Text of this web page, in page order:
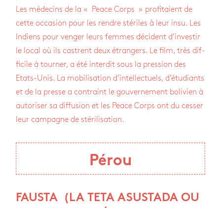
Les méde­cins de la « Peace Corps » pro­fi­taient de
cette occa­sion pour les rendre sté­riles à leur insu. Les
Indiens pour ven­ger leurs femmes décident d’in­ves­tir
le local où ils castrent deux étran­gers. Le film, très dif­
fi­cile à tour­ner, a été inter­dit sous la pres­sion des
Etats-Unis. La mobi­li­sa­tion d’in­tel­lec­tuels, d’étu­diants
et de la presse a contraint le gou­ver­ne­ment boli­vien à
auto­ri­ser sa dif­fu­sion et les Peace Corps ont du ces­ser
leur cam­pagne de sté­ri­li­sa­tion.
Pérou
FAUSTA (LA TETA ASUS­TADA OU